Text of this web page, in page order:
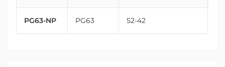
PG63-NP PG63 52-42